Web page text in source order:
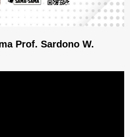
Prof. Sardono W.